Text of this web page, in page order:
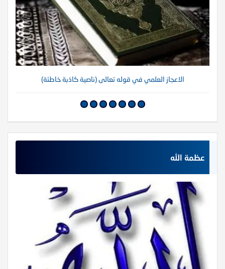
الاعجاز العلمي في قوله تعالى (ناصية كاذبة خاطئة)
عظمة الله